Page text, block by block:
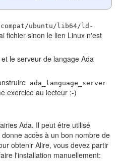
ubuntu/lib64/ld-
fichier sinon le lien Linux n'est
le serveur de langage Ada
ada_language_server
exercice au lecteur :-)
Ada. Il peut être utilisé
accès à un bon nombre de
obtenir Alire, vous devez partir
l'installation manuellement: